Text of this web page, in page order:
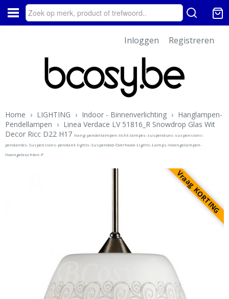
Inloggen Registreren
Home › LIGHTING › Indoor - Binnenverlichting › Hanglampen-
Pendellampen › Linea Verdace LV 51816_R Snowdrop Glas Wit
Decor Ricc D22 H17 hang-pendellampen-licht-lampes-suspendues-suspensions-
pendantes-Suspensions-pendant-lights-Suspended-Overhead-Lights-Lamps-Haengelampen-
Haengeleuchten-P
Vraag KORTING